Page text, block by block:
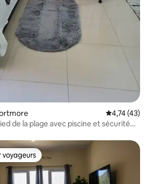
Évaluation
4,74 (43)
de la plage avec piscine et sécurité
les plus appréciés